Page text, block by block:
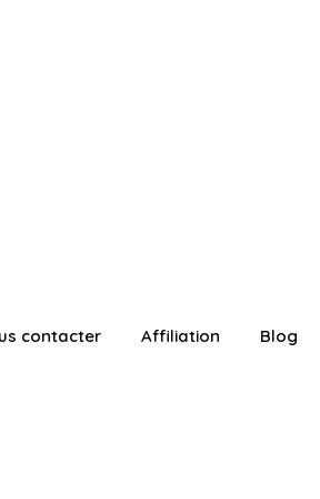
contacter Affiliation Blog